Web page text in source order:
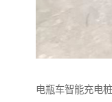
电瓶车智能充电